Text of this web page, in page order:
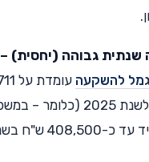
גבוהה (יחסית) –
להשקעה
ש"ח בשנה).